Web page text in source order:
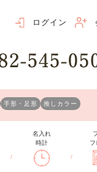
ログイン
手形・足形 推しカラー
/
名入れ
時計
/
フ